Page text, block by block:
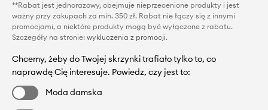
**Rabat jest jednorazowy, obejmuje nieprzecenione produkty i jest
ważny przy zakupach za min. 350 zł. Rabat nie łączy się z innymi
promocjami, a niektóre produkty mogą być wyłączone z rabatu.
Szczegóły na stronie: wykluczenia z promocji.
Chcemy, żeby do Twojej skrzynki trafiało tylko to, co
naprawdę Cię interesuje. Powiedz, czy jest to:
Moda damska